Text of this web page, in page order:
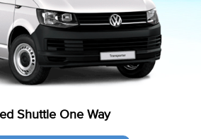
Shuttle One Way